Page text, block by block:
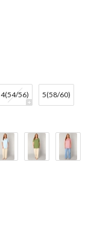
4(54/56) 5(58/60)